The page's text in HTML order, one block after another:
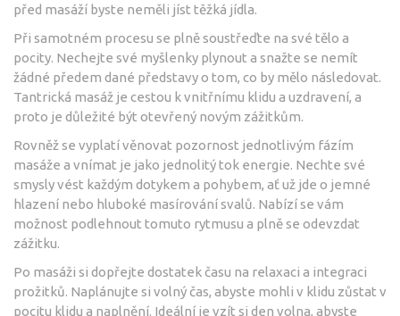
před masáží byste neměli jíst těžká jídla.
Při samotném procesu se plně soustřeďte na své tělo a
pocity. Nechejte své myšlenky plynout a snažte se nemít
žádné předem dané představy o tom, co by mělo následovat.
Tantrická masáž je cestou k vnitřnímu klidu a uzdravení, a
proto je důležité být otevřený novým zážitkům.
Rovněž se vyplatí věnovat pozornost jednotlivým fázím
masáže a vnímat je jako jednolitý tok energie. Nechte své
smysly vést každým dotykem a pohybem, ať už jde o jemné
hlazení nebo hluboké masírování svalů. Nabízí se vám
možnost podlehnout tomuto rytmusu a plně se odevzdat
zážitku.
Po masáži si dopřejte dostatek času na relaxaci a integraci
prožitků. Naplánujte si volný čas, abyste mohli v klidu zůstat v
pocitu klidu a naplnění. Ideální je vzít si den volna, abyste